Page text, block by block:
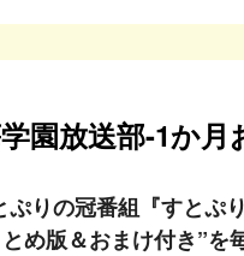
園放送部-1か月
りの冠番組『すとぷ
め版＆おまけ付き”を